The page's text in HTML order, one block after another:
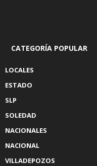
CATEGORÍA POPULAR
LOCALES
ESTADO
SLP
SOLEDAD
NACIONALES
NACIONAL
VILLADEPOZOS